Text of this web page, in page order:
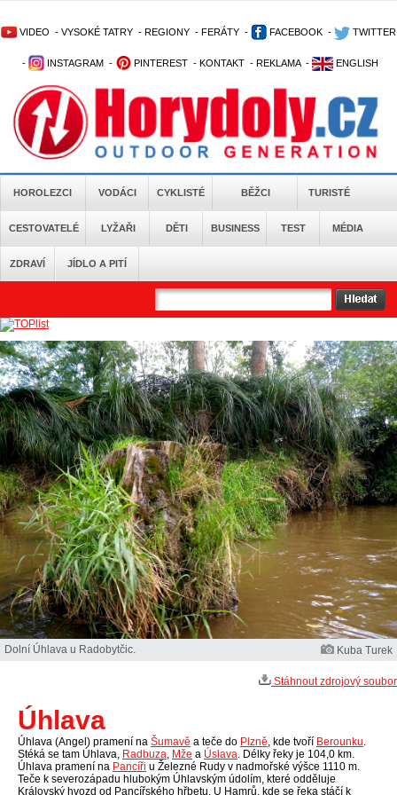
VIDEO - VYSOKÉ TATRY - REGIONY - FERÁTY - FACEBOOK - TWITTER
- INSTAGRAM - PINTEREST - KONTAKT - REKLAMA - ENGLISH
HOROLEZCI VODÁCI CYKLISTÉ BĚŽCI TURISTÉ
CESTOVATELÉ LYŽAŘI DĚTI BUSINESS TEST MÉDIA
ZDRAVÍ JÍDLO A PITÍ
Dolní Úhlava u Radobytčic. Kuba Turek
Stáhnout zdrojový soubor
Úhlava
Úhlava (Angel) pramení na Šumavě a teče do Plzně, kde tvoří Berounku.
Stéká se tam Úhlava, Radbuza, Mže a Úslava. Délky řeky je 104,0 km.
Úhlava pramení na Pancíři u Železné Rudy v nadmořské výšce 1110 m.
Teče k severozápadu hlubokým Úhlavským údolím, které odděluje
Královský hvozd od Pancířského hřbetu. U Hamrů, kde se řeka stáčí k